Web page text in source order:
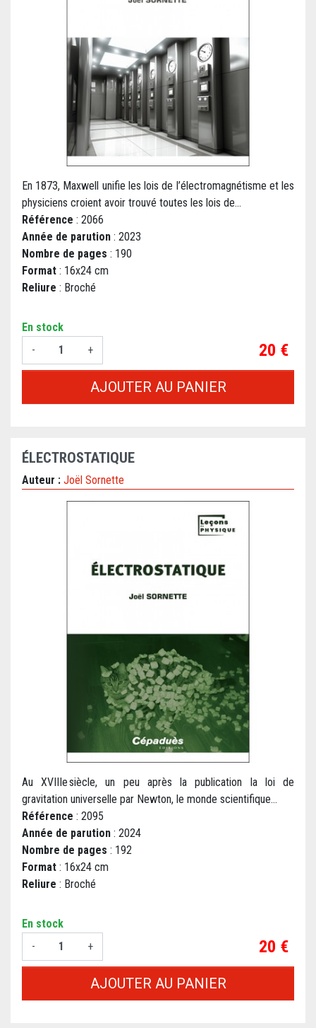
En 1873, Maxwell unifie les lois de l’électromagnétisme et les
physiciens croient avoir trouvé toutes les lois de...
Référence : 2066
Année de parution : 2023
Nombre de pages : 190
Format : 16x24 cm
Reliure : Broché
En stock
-
+ Prix
20 €
AJOUTER AU PANIER
ÉLECTROSTATIQUE
Auteur : Joël Sornette
Au XVIIIe siècle, un peu après la publication la loi de
gravitation universelle par Newton, le monde scientifique...
Référence : 2095
Année de parution : 2024
Nombre de pages : 192
Format : 16x24 cm
Reliure : Broché
En stock
-
+ Prix
20 €
AJOUTER AU PANIER